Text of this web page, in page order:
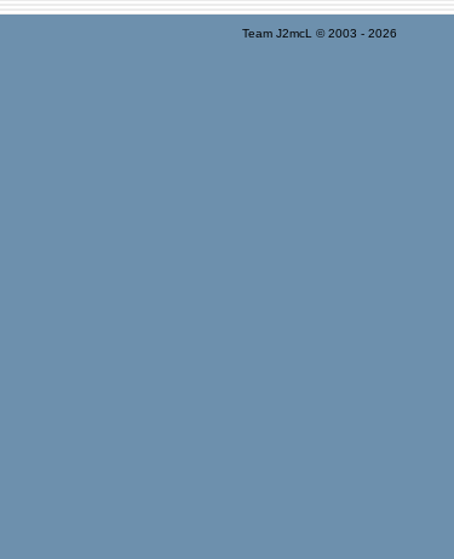
Team J2mcL © 2003 - 2026